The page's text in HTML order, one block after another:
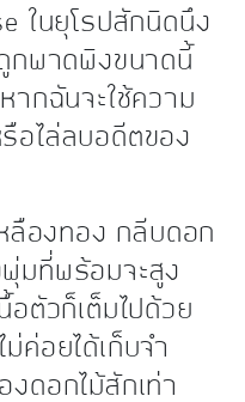
ในยุโรปสักนิดนึง
กพาดพิงขนาดนี้
ากฉันจะใช้ความ
อไล่ลบอดีตของ
องทอง กลีบดอก
มที่พร้อมจะสูง
อตัวก็เต็มไปด้วย
ค่อยได้เก็บจำ
ดอกไม้สักเท่า